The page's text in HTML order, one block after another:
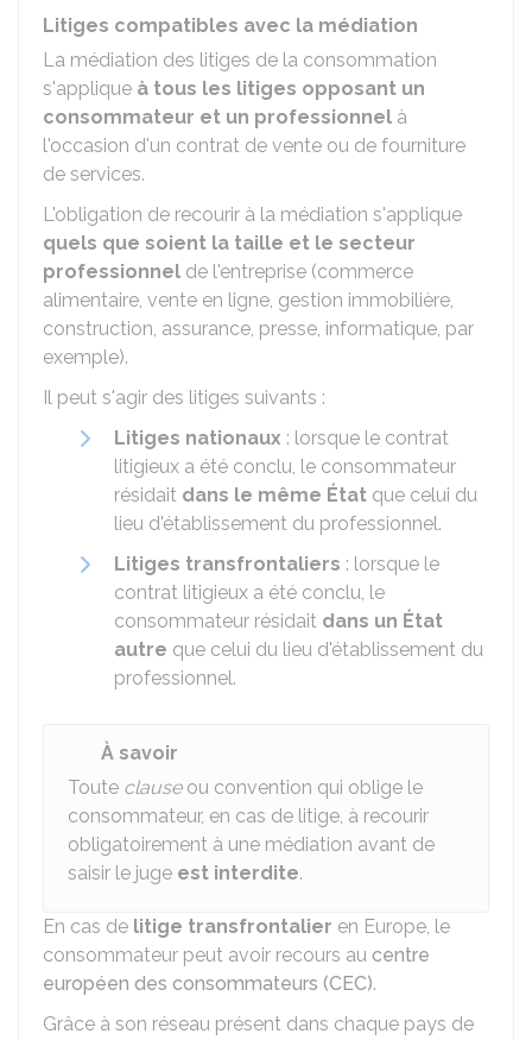
Litiges compatibles avec la médiation
La médiation des litiges de la consommation
s'applique à tous les litiges opposant un
consommateur et un professionnel à
l'occasion d'un contrat de vente ou de fourniture
de services.
L'obligation de recourir à la médiation s'applique
quels que soient la taille et le secteur
professionnel de l'entreprise (commerce
alimentaire, vente en ligne, gestion immobilière,
construction, assurance, presse, informatique, par
exemple).
Il peut s'agir des litiges suivants :
Litiges nationaux : lorsque le contrat
litigieux a été conclu, le consommateur
résidait dans le même État que celui du
lieu d'établissement du professionnel.
Litiges transfrontaliers : lorsque le
contrat litigieux a été conclu, le
consommateur résidait dans un État
autre que celui du lieu d'établissement du
professionnel.
À savoir
Toute clauseou convention qui oblige le
consommateur, en cas de litige, à recourir
obligatoirement à une médiation avant de
saisir le juge est interdite.
En cas de litige transfrontalier en Europe, le
consommateur peut avoir recours au centre
européen des consommateurs (CEC).
Grâce à son réseau présent dans chaque pays de